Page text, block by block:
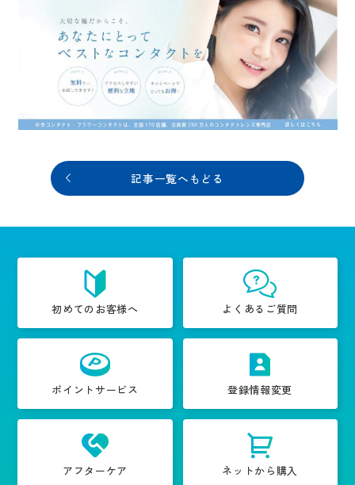
記事一覧へもどる
初めてのお客様へ よくあるご質問
ポイントサービス 登録情報変更
アフターケア ネットから購入